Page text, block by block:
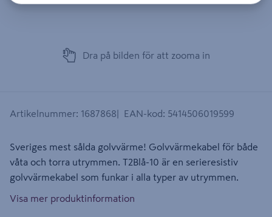
Dra på bilden för att zooma in
Artikelnummer: 1687868 EAN-kod: 5414506019599
Sveriges mest sålda golvvärme! Golvvärmekabel för både
våta och torra utrymmen. T2Blå-10 är en serieresistiv
golvvärmekabel som funkar i alla typer av utrymmen.
Visa mer produktinformation